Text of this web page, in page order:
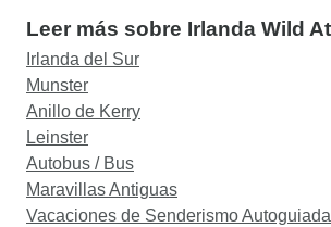
Leer más sobre Irlanda Wild
Irlanda del Sur
Munster
Anillo de Kerry
Leinster
Autobus / Bus
Maravillas Antiguas
Vacaciones de Senderismo